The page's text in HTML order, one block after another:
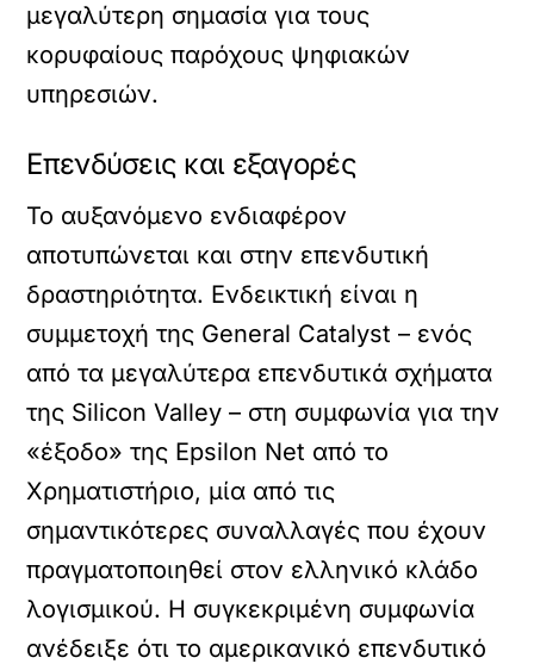
μεγαλύτερη σημασία για τους
κορυφαίους παρόχους ψηφιακών
υπηρεσιών.
Επενδύσεις και εξαγορές
Το αυξανόμενο ενδιαφέρον
αποτυπώνεται και στην επενδυτική
δραστηριότητα. Ενδεικτική είναι η
συμμετοχή της General Catalyst – ενός
από τα μεγαλύτερα επενδυτικά σχήματα
της Silicon Valley – στη συμφωνία για την
«έξοδο» της Epsilon Net από το
Χρηματιστήριο, μία από τις
σημαντικότερες συναλλαγές που έχουν
πραγματοποιηθεί στον ελληνικό κλάδο
λογισμικού. Η συγκεκριμένη συμφωνία
ανέδειξε ότι το αμερικανικό επενδυτικό